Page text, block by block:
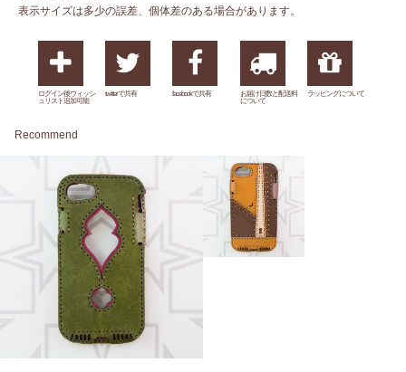
表示サイズは多少の誤差、個体差のある場合があります。
ログイン後ウィッシ
ュリスト追加可能
twitterで共有 facebookで共有
お届け日数と配送料
について
ラッピングについて
Recommend